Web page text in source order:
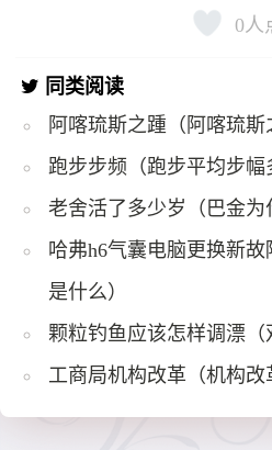
0人
同类阅读
阿喀琉斯之踵（阿喀琉斯
跑步步频（跑步平均步幅
老舍活了多少岁（巴金为
哈弗h6气囊电脑更换新
是什么）
颗粒钓鱼应该怎样调漂（
工商局机构改革（机构改